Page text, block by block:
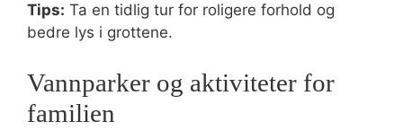
Tips: Ta en tidlig tur for roligere forhold og
bedre lys i grottene.
Vannparker og aktiviteter for
familien